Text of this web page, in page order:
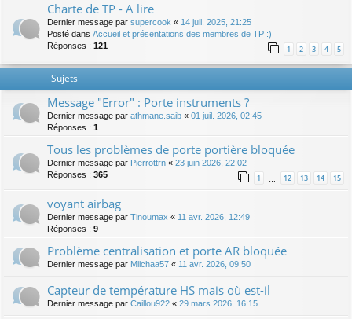
Charte de TP - A lire
Dernier message par supercook « 14 juil. 2025, 21:25
Posté dans Accueil et présentations des membres de TP :)
Réponses : 121 1 2 3 4 5
Sujets
Message "Error" : Porte instruments ?
Dernier message par athmane.saib « 01 juil. 2026, 02:45
Réponses : 1
Tous les problèmes de porte portière bloquée
Dernier message par Pierrottrn « 23 juin 2026, 22:02
Réponses : 365 1 … 12 13 14 15
voyant airbag
Dernier message par Tinoumax « 11 avr. 2026, 12:49
Réponses : 9
Problème centralisation et porte AR bloquée
Dernier message par Miichaa57 « 11 avr. 2026, 09:50
Capteur de température HS mais où est-il
Dernier message par Caillou922 « 29 mars 2026, 16:15